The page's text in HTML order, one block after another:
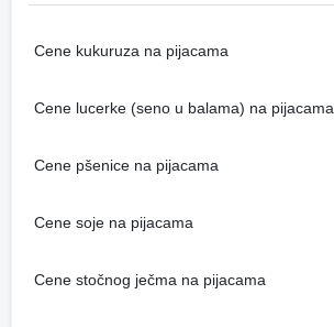
Cene kukuruza na pijacama
Cene lucerke (seno u balama) na pijacama
Cene pšenice na pijacama
Cene soje na pijacama
Cene stočnog ječma na pijacama